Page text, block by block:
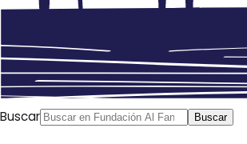
Buscar Buscar